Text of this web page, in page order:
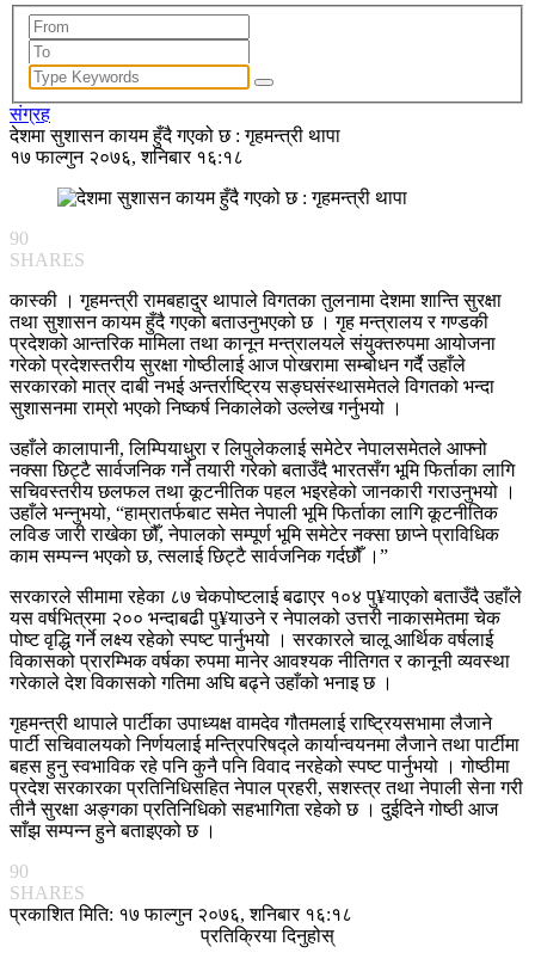
संग्रह
देशमा सुशासन कायम हुँदै गएको छ : गृहमन्त्री थापा
१७ फाल्गुन २०७६, शनिबार १६:१८
90
SHARES
कास्की । गृहमन्त्री रामबहादुर थापाले विगतका तुलनामा देशमा शान्ति सुरक्षा
तथा सुशासन कायम हुँदै गएको बताउनुभएको छ । गृह मन्त्रालय र गण्डकी
प्रदेशको आन्तरिक मामिला तथा कानून मन्त्रालयले संयुक्तरुपमा आयोजना
गरेको प्रदेशस्तरीय सुरक्षा गोष्ठीलाई आज पोखरामा सम्बोधन गर्दै उहाँले
सरकारको मात्र दाबी नभई अन्तर्राष्ट्रिय सङ्घसंस्थासमेतले विगतको भन्दा
सुशासनमा राम्रो भएको निष्कर्ष निकालेको उल्लेख गर्नुभयो ।
उहाँले कालापानी, लिम्पियाधुरा र लिपुलेकलाई समेटेर नेपालसमेतले आफ्नो
नक्सा छिट्टै सार्वजनिक गर्ने तयारी गरेको बताउँदै भारतसँग भूमि फिर्ताका लागि
सचिवस्तरीय छलफल तथा कूटनीतिक पहल भइरहेको जानकारी गराउनुभयो ।
उहाँले भन्नुभयो, “हाम्रातर्फबाट समेत नेपाली भूमि फिर्ताका लागि कूटनीतिक
लविङ जारी राखेका छौँ, नेपालको सम्पूर्ण भूमि समेटेर नक्सा छाप्ने प्राविधिक
काम सम्पन्न भएको छ, त्सलाई छिट्टै सार्वजनिक गर्दछौँ ।”
सरकारले सीमामा रहेका ८७ चेकपोष्टलाई बढाएर १०४ पु¥याएको बताउँदै उहाँले
यस वर्षभित्रमा २०० भन्दाबढी पु¥याउने र नेपालको उत्तरी नाकासमेतमा चेक
पोष्ट वृद्धि गर्ने लक्ष्य रहेको स्पष्ट पार्नुभयो । सरकारले चालू आर्थिक वर्षलाई
विकासको प्रारम्भिक वर्षका रुपमा मानेर आवश्यक नीतिगत र कानूनी व्यवस्था
गरेकाले देश विकासको गतिमा अघि बढ्ने उहाँको भनाइ छ ।
गृहमन्त्री थापाले पार्टीका उपाध्यक्ष वामदेव गौतमलाई राष्ट्रियसभामा लैजाने
पार्टी सचिवालयको निर्णयलाई मन्त्रिपरिषद्ले कार्यान्वयनमा लैजाने तथा पार्टीमा
बहस हुनु स्वभाविक रहे पनि कुनै पनि विवाद नरहेको स्पष्ट पार्नुभयो । गोष्ठीमा
प्रदेश सरकारका प्रतिनिधिसहित नेपाल प्रहरी, सशस्त्र तथा नेपाली सेना गरी
तीनै सुरक्षा अङ्गका प्रतिनिधिको सहभागिता रहेको छ । दुईदिने गोष्ठी आज
साँझ सम्पन्न हुने बताइएको छ ।
90
SHARES
प्रकाशित मिति: १७ फाल्गुन २०७६, शनिबार १६:१८
प्रतिक्रिया दिनुहोस्